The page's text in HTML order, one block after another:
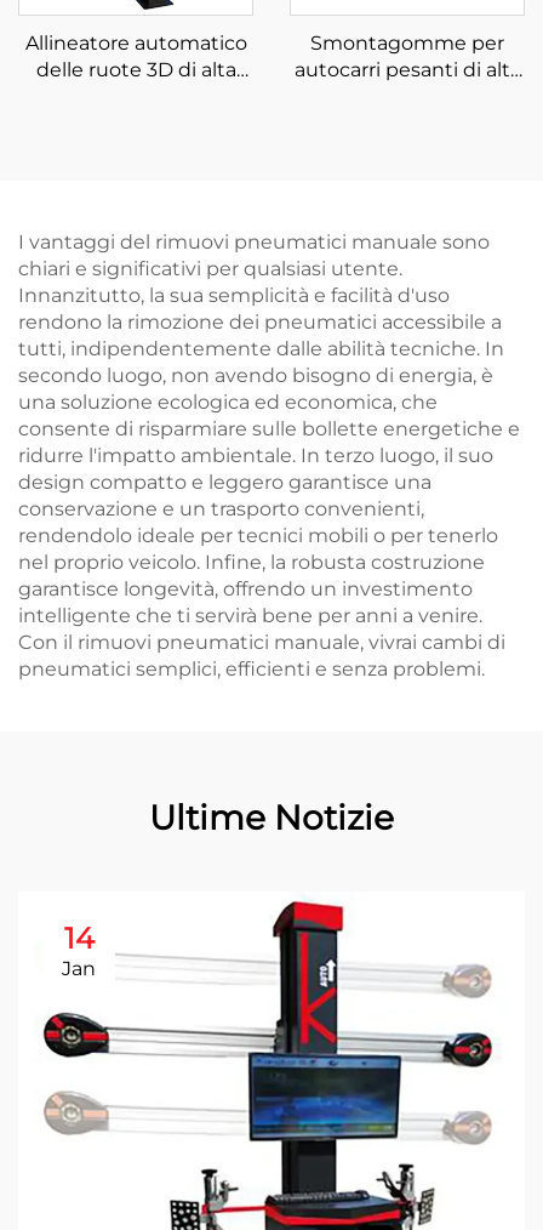
Allineatore automatico
delle ruote 3D di alta
Smontagomme per
autocarri pesanti di alta
I vantaggi del rimuovi pneumatici manuale sono
chiari e significativi per qualsiasi utente.
Innanzitutto, la sua semplicità e facilità d'uso
rendono la rimozione dei pneumatici accessibile a
tutti, indipendentemente dalle abilità tecniche. In
secondo luogo, non avendo bisogno di energia, è
una soluzione ecologica ed economica, che
consente di risparmiare sulle bollette energetiche e
ridurre l'impatto ambientale. In terzo luogo, il suo
design compatto e leggero garantisce una
conservazione e un trasporto convenienti,
rendendolo ideale per tecnici mobili o per tenerlo
nel proprio veicolo. Infine, la robusta costruzione
garantisce longevità, offrendo un investimento
intelligente che ti servirà bene per anni a venire.
Con il rimuovi pneumatici manuale, vivrai cambi di
pneumatici semplici, efficienti e senza problemi.
Ultime Notizie
14
Jan